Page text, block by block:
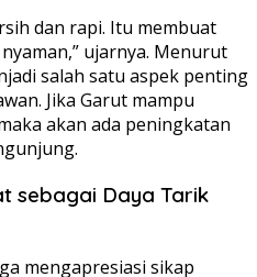
dan rapi. Itu membuat
ujarnya. Menurut
salah satu aspek penting
Jika Garut mampu
akan ada peningkatan
sebagai Daya Tarik
mengapresiasi sikap